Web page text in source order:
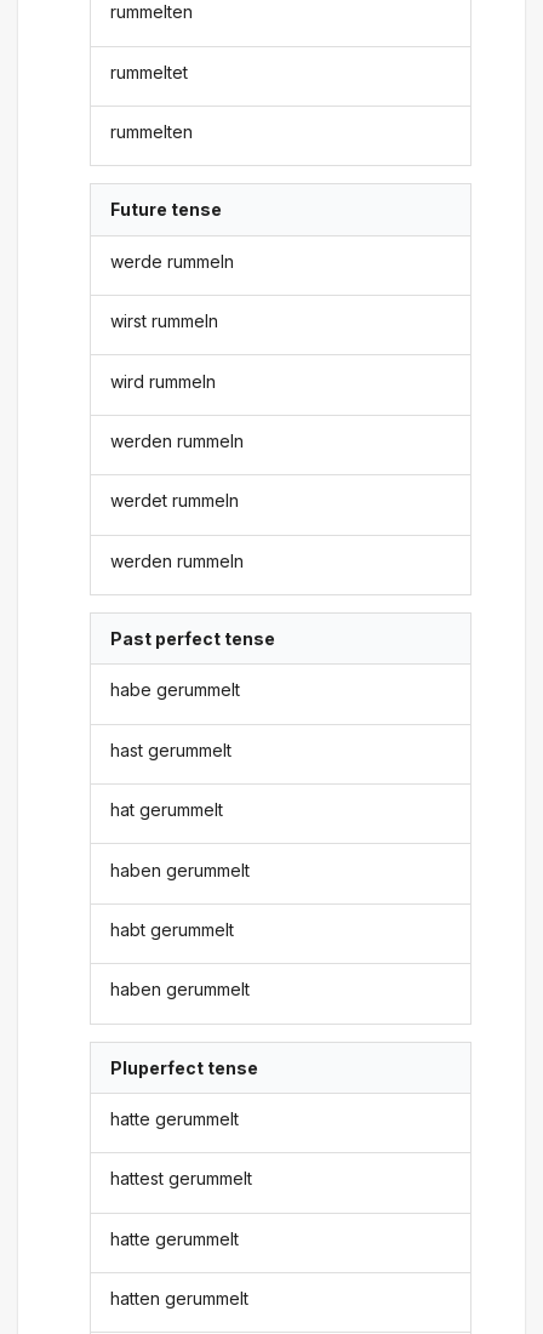
rummelten
rummeltet
rummelten
Future tense
werde rummeln
wirst rummeln
wird rummeln
werden rummeln
werdet rummeln
werden rummeln
Past perfect tense
habe gerummelt
hast gerummelt
hat gerummelt
haben gerummelt
habt gerummelt
haben gerummelt
Pluperfect tense
hatte gerummelt
hattest gerummelt
hatte gerummelt
hatten gerummelt